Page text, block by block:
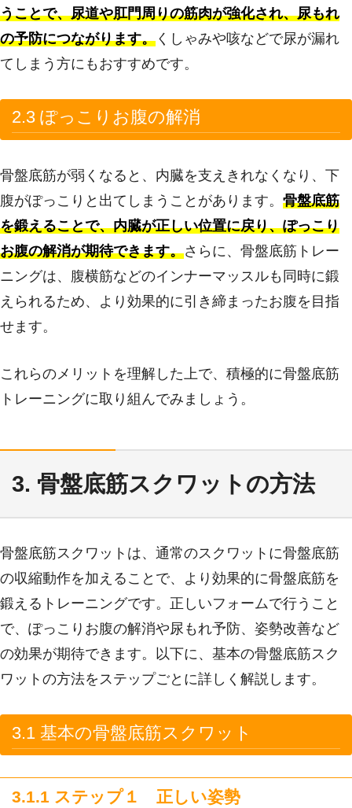
うことで、尿道や肛門周りの筋肉が強化され、尿もれ
の予防につながります。 くしゃみや咳などで尿が漏れ
てしまう方にもおすすめです。
2.3 ぽっこりお腹の解消
骨盤底筋が弱くなると、内臓を支えきれなくなり、下
腹がぽっこりと出てしまうことがあります。 骨盤底筋
を鍛えることで、内臓が正しい位置に戻り、ぽっこり
お腹の解消が期待できます。さらに、骨盤底筋トレー
ニングは、腹横筋などのインナーマッスルも同時に鍛
えられるため、より効果的に引き締まったお腹を目指
せます。
これらのメリットを理解した上で、積極的に骨盤底筋
トレーニングに取り組んでみましょう。
3. 骨盤底筋スクワットの方法
骨盤底筋スクワットは、通常のスクワットに骨盤底筋
の収縮動作を加えることで、より効果的に骨盤底筋を
鍛えるトレーニングです。正しいフォームで行うこと
で、ぽっこりお腹の解消や尿もれ予防、姿勢改善など
の効果が期待できます。以下に、基本の骨盤底筋スク
ワットの方法をステップごとに詳しく解説します。
3.1 基本の骨盤底筋スクワット
3.1.1 ステップ１ 正しい姿勢